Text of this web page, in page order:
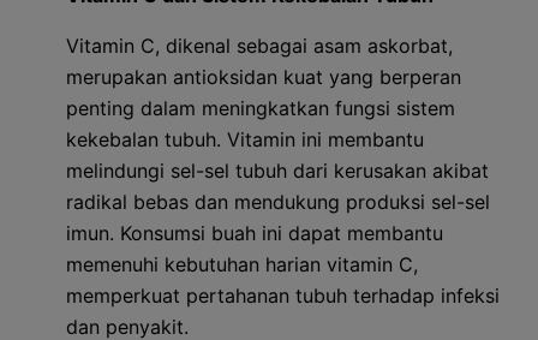
Vitamin C, dikenal sebagai asam askorbat,
merupakan antioksidan kuat yang berperan
penting dalam meningkatkan fungsi sistem
kekebalan tubuh. Vitamin ini membantu
melindungi sel-sel tubuh dari kerusakan akibat
radikal bebas dan mendukung produksi sel-sel
imun. Konsumsi buah ini dapat membantu
memenuhi kebutuhan harian vitamin C,
memperkuat pertahanan tubuh terhadap infeksi
dan penyakit.